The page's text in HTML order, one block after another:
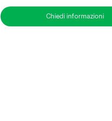
Chiedi informazioni